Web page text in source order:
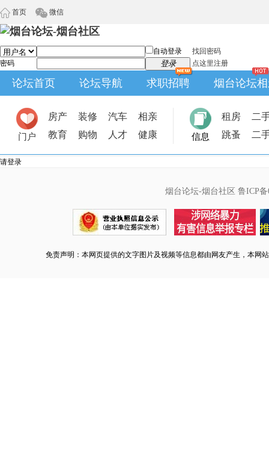
首页 微信
自动登录
找回密码
密码
登录 点这里注册
论坛首页 论坛导航 求职招聘 烟台论坛
门户
房产 装修 汽车
相亲
教育
购物 人才 健康 信息
租房
二
跳蚤
二
请登录
烟台论坛-烟台社区 鲁ICP备
免责声明：本网页提供的文字图片及视频等信息都由网友产生，本网